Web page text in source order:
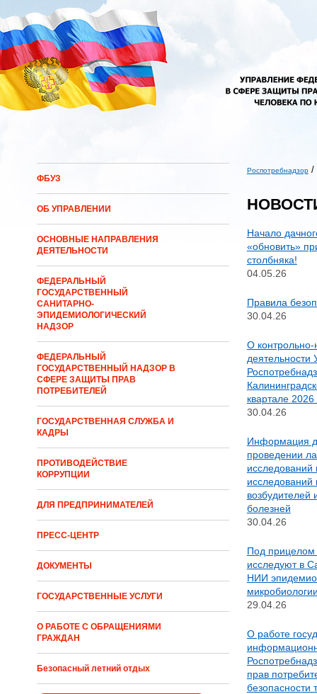
Перейти к основному содержанию
ФБУЗ
ОБ УПРАВЛЕНИИ
ОСНОВНЫЕ НАПРАВЛЕНИЯ
ДЕЯТЕЛЬНОСТИ
ФЕДЕРАЛЬНЫЙ
ГОСУДАРСТВЕННЫЙ
САНИТАРНО-
ЭПИДЕМИОЛОГИЧЕСКИЙ
НАДЗОР
ФЕДЕРАЛЬНЫЙ
ГОСУДАРСТВЕННЫЙ НАДЗОР В
СФЕРЕ ЗАЩИТЫ ПРАВ
ПОТРЕБИТЕЛЕЙ
ГОСУДАРСТВЕННАЯ СЛУЖБА И
КАДРЫ
ПРОТИВОДЕЙСТВИЕ
КОРРУПЦИИ
ДЛЯ ПРЕДПРИНИМАТЕЛЕЙ
ПРЕСС-ЦЕНТР
ДОКУМЕНТЫ
ГОСУДАРСТВЕННЫЕ УСЛУГИ
О РАБОТЕ С ОБРАЩЕНИЯМИ
ГРАЖДАН
Безопасный летний отдых
Роспотребнадзор /
Начало
«обновить»
столбняка!
04.05.26
Правила
30.04.26
О контрольно-
деятельности
квартале 2026
30.04.26
Информация
проведении
болезней
30.04.26
Под прицелом
исследуют в
НИИ
29.04.26
О работе
прав
безопасности